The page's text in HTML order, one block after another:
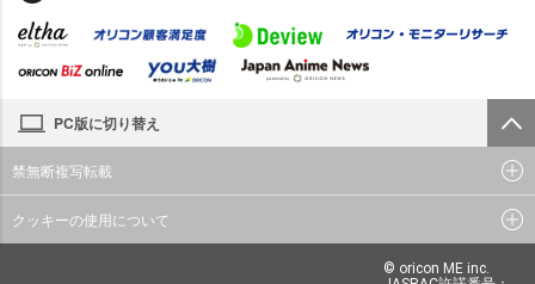
PC版に切り替え
禁無断複写転載
クッキーの使用について
© oricon ME inc.